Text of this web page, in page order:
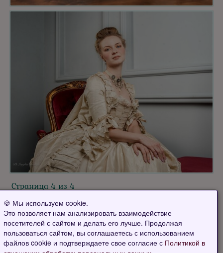
🍪 Мы используем cookie.
Это позволяет нам анализировать взаимодействие
посетителей с сайтом и делать его лучше. Продолжая
пользоваться сайтом, вы соглашаетесь с использованием
файлов cookie и подтверждаете свое согласие с Политикой в
Страница 4 из 4
<< < 1 2 3 4